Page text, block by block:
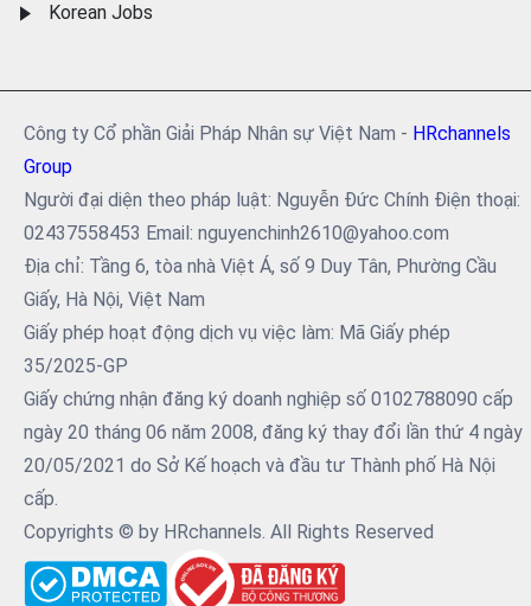
Korean Jobs
Công ty Cổ phần Giải Pháp Nhân sự Việt Nam - HRchannels
Group
Người đại diện theo pháp luật: Nguyễn Đức Chính Điện thoại:
02437558453 Email: nguyenchinh2610@yahoo.com
Địa chỉ: Tầng 6, tòa nhà Việt Á, số 9 Duy Tân, Phường Cầu
Giấy, Hà Nội, Việt Nam
Giấy phép hoạt động dịch vụ việc làm: Mã Giấy phép
35/2025-GP
Giấy chứng nhận đăng ký doanh nghiệp số 0102788090 cấp
ngày 20 tháng 06 năm 2008, đăng ký thay đổi lần thứ 4 ngày
20/05/2021 do Sở Kế hoạch và đầu tư Thành phố Hà Nội
cấp.
Copyrights © by HRchannels. All Rights Reserved